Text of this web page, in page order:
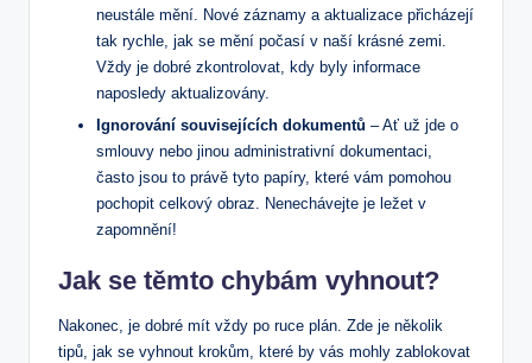
neustále‌ mění.⁤ Nové záznamy a aktualizace⁤ přicházejí
⁣tak rychle, jak ​se mění počasí v naší krásné zemi.⁣
Vždy je dobré zkontrolovat, kdy byly informace
naposledy aktualizovány.
Ignorování souvisejících dokumentů – Ať už jde⁣ o
smlouvy ​nebo⁢ jinou ⁤administrativní dokumentaci,
často jsou to ​právě ​tyto ⁤papíry, které vám pomohou
pochopit celkový ​obraz. Nenechávejte je ležet v
zapomnění!
Jak se těmto chybám vyhnout?
Nakonec, je dobré mít ‌vždy po ruce plán. Zde je několik
tipů,⁢ jak se vyhnout krokům, které by‌ vás mohly⁤ zablokovat